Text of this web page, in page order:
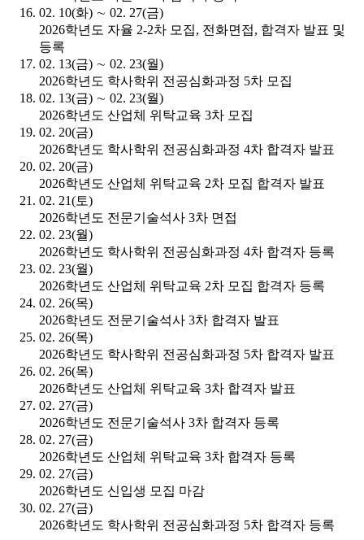
02. 10(화) ∼ 02. 27(금)
2026학년도 자율 2-2차 모집, 전화면접, 합격자 발표 및
등록
02. 13(금) ∼ 02. 23(월)
2026학년도 학사학위 전공심화과정 5차 모집
02. 13(금) ∼ 02. 23(월)
2026학년도 산업체 위탁교육 3차 모집
02. 20(금)
2026학년도 학사학위 전공심화과정 4차 합격자 발표
02. 20(금)
2026학년도 산업체 위탁교육 2차 모집 합격자 발표
02. 21(토)
2026학년도 전문기술석사 3차 면접
02. 23(월)
2026학년도 학사학위 전공심화과정 4차 합격자 등록
02. 23(월)
2026학년도 산업체 위탁교육 2차 모집 합격자 등록
02. 26(목)
2026학년도 전문기술석사 3차 합격자 발표
02. 26(목)
2026학년도 학사학위 전공심화과정 5차 합격자 발표
02. 26(목)
2026학년도 산업체 위탁교육 3차 합격자 발표
02. 27(금)
2026학년도 전문기술석사 3차 합격자 등록
02. 27(금)
2026학년도 산업체 위탁교육 3차 합격자 등록
02. 27(금)
2026학년도 신입생 모집 마감
02. 27(금)
2026학년도 학사학위 전공심화과정 5차 합격자 등록